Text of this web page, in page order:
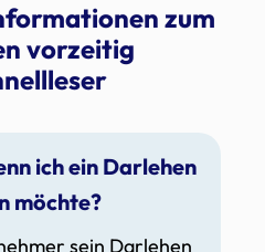
zum
vorzeitig
ich ein Darlehen
möchte?
sein Darlehen